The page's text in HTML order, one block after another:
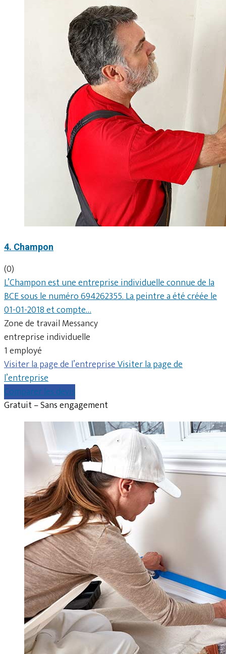
4. Champon
(0)
L’Champon est une entreprise individuelle connue de la
BCE sous le numéro 694262355. La peintre a été créée le
01-01-2018 et compte…
Zone de travail Messancy
entreprise individuelle
1 employé
Visiter la page de l’entrepriseVisiter la page de
l’entreprise
Comparer les devis
Gratuit – Sans engagement